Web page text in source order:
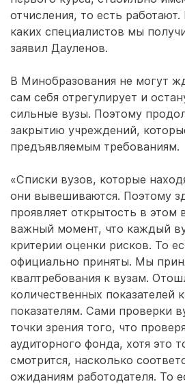
отчисления, то есть
каких специалистов мы
заявил Дауленов.
В Минобразования не могут
сам себя отрегулирует и
сильные вузы. Поэтому
закрытию учреждений,
предъявляемым требованиям.
«Списки вузов, которые
они вывешиваются. Поэтому
проявляет открытость в этом
важный момент, что каждый
критерии оценки рисков. То
официально приняты. Мы
квалтребования к вузам.
количественных показателей
показателям. Сами проверки
точки зрения того, что
аудиторного фонда, хотя это
смотрится, насколько
ожиданиям работодателя. То